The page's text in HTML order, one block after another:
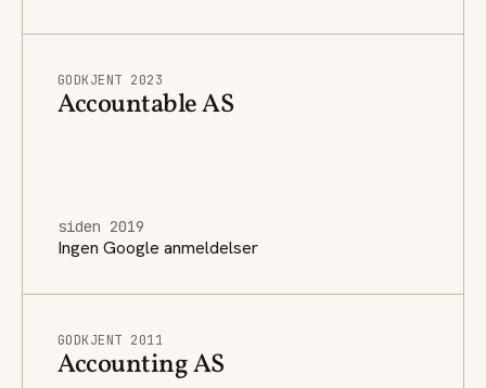
GODKJENT 2023
Accountable AS
siden 2019
Ingen Google anmeldelser
GODKJENT 2011
Accounting AS